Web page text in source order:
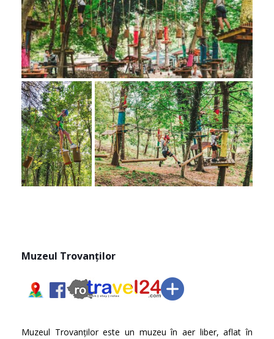
Muzeul Trovanților
Muzeul Trovanților este un muzeu în aer liber, aflat în